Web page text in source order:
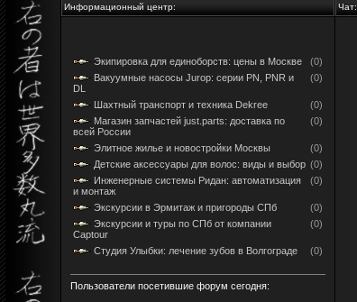
Информационный центр: Чат:
Экипировка для единоборств: цены в Москве
(0)
Вакуумные насосы Jurop: серии PN, PNR и
DL
(0)
Шахтный транспорт и техника Dekree
(0)
Магазин запчастей just.parts: доставка по
всей России
(0)
Элитное жилье и новостройки Москвы
(0)
Детские аксессуары для волос: виды и выбор (0)
Инженерные системы Ридан: автоматизация
и монтаж
(0)
Экскурсии в Эрмитаж и пригороды СПб
(0)
Экскурсии и туры по СПб от компании
Captour
(0)
Студия Улыбки: лечение зубов в Волгограде (0)
Пользователи посетившие форум сегодня: